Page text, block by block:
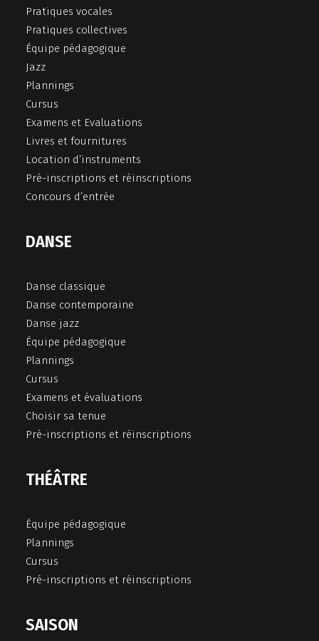
Pratiques vocales
Pratiques collectives
Équipe pédagogique
Jazz
Plannings
Cursus
Examens et Evaluations
Livres et fournitures
Location d’instruments
Pré-inscriptions et réinscriptions
Concours d’entrée
DANSE
Danse classique
Danse contemporaine
Danse jazz
Équipe pédagogique
Plannings
Cursus
Examens et évaluations
Choisir sa tenue
Pré-inscriptions et réinscriptions
THÉÂTRE
Équipe pédagogique
Plannings
Cursus
Pré-inscriptions et réinscriptions
SAISON